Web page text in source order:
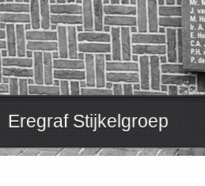
Eregraf Stijkelgroep